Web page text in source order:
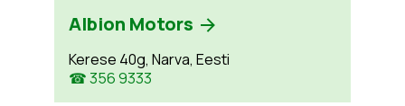
Albion Motors
Kerese 40g, Narva, Eesti
☎ 356 9333